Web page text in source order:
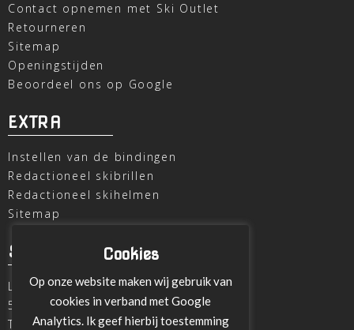
Contact opnemen met Ski Outlet
Retourneren
Sitemap
Openingstijden
Beoordeel ons op Google
EXTRA
Instellen van de bindingen
Redactioneel skibrillen
Redactioneel skihelmen
Sitemap
SKI OUTLET
Laagheidehof 8
5804 XC Venray
T
+31 478 515696
Cookies
Op onze website maken wij gebruik van
cookies in verband met Google
Analytics. Ik geef hierbij toestemming